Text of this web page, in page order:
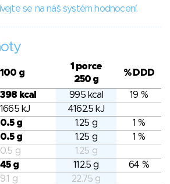
se na náš systém hodnocení.
100 g
1 porce
250 g
% DDD
398 kcal 995 kcal
19 %
1665 kJ
4162.5 kJ
0.5 g 1.25 g
1 %
0.5 g 1.25 g
1 %
0.5 g
1.25 g
45 g 112.5 g
64 %
9.1 g
22.75 g